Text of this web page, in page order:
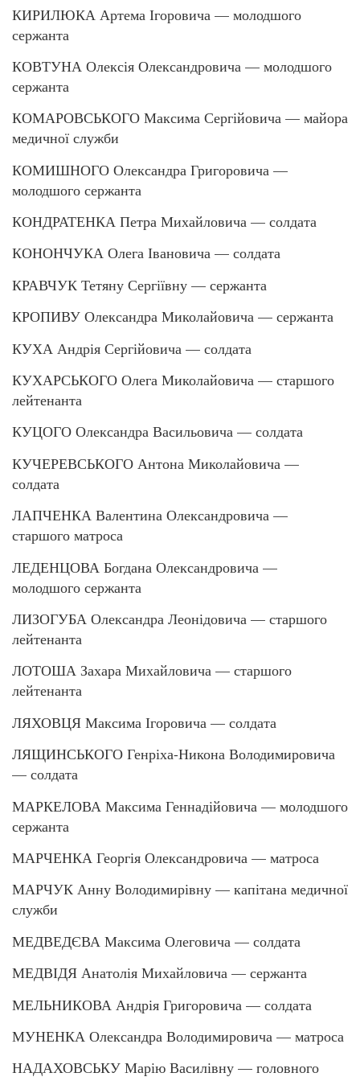
КИРИЛЮКА Артема Ігоровича — молодшого
сержанта
КОВТУНА Олексія Олександровича — молодшого
сержанта
КОМАРОВСЬКОГО Максима Сергійовича — майора
медичної служби
КОМИШНОГО Олександра Григоровича —
молодшого сержанта
КОНДРАТЕНКА Петра Михайловича — солдата
КОНОНЧУКА Олега Івановича — солдата
КРАВЧУК Тетяну Сергіївну — сержанта
КРОПИВУ Олександра Миколайовича — сержанта
КУХА Андрія Сергійовича — солдата
КУХАРСЬКОГО Олега Миколайовича — старшого
лейтенанта
КУЦОГО Олександра Васильовича — солдата
КУЧЕРЕВСЬКОГО Антона Миколайовича —
солдата
ЛАПЧЕНКА Валентина Олександровича —
старшого матроса
ЛЕДЕНЦОВА Богдана Олександровича —
молодшого сержанта
ЛИЗОГУБА Олександра Леонідовича — старшого
лейтенанта
ЛОТОША Захара Михайловича — старшого
лейтенанта
ЛЯХОВЦЯ Максима Ігоровича — солдата
ЛЯЩИНСЬКОГО Генріха-Никона Володимировича
— солдата
МАРКЕЛОВА Максима Геннадійовича — молодшого
сержанта
МАРЧЕНКА Георгія Олександровича — матроса
МАРЧУК Анну Володимирівну — капітана медичної
служби
МЕДВЕДЄВА Максима Олеговича — солдата
МЕДВІДЯ Анатолія Михайловича — сержанта
МЕЛЬНИКОВА Андрія Григоровича — солдата
МУНЕНКА Олександра Володимировича — матроса
НАДАХОВСЬКУ Марію Василівну — головного